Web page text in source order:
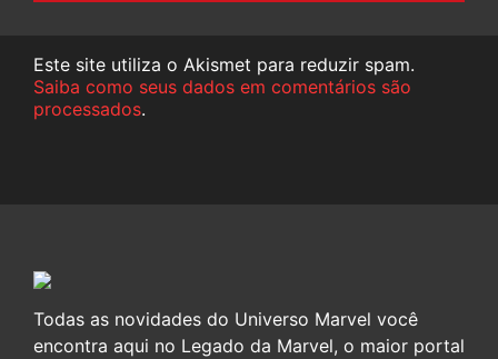
Este site utiliza o Akismet para reduzir spam.
Saiba como seus dados em comentários são
processados.
Todas as novidades do Universo Marvel você
encontra aqui no Legado da Marvel, o maior portal